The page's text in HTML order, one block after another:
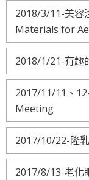
2018/3/11-美容
Materials for
2018/1/21-有趣
2017/11/11、
Meeting
2017/10/22-隆
2017/8/13-老化